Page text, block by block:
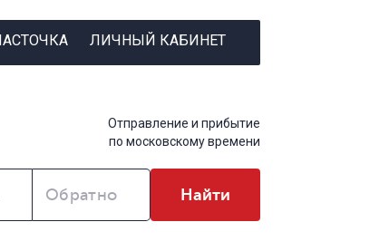
ЛИЧНЫЙ КАБИНЕТ
Отправление и прибытие
по московскому времени
Обратно Найти